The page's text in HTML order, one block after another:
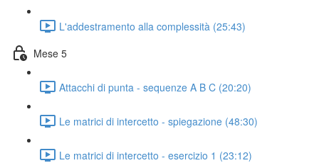
L'addestramento alla complessità (25:43)
Mese 5
Attacchi di punta - sequenze A B C (20:20)
Le matrici di intercetto - spiegazione (48:30)
Le matrici di intercetto - esercizio 1 (23:12)